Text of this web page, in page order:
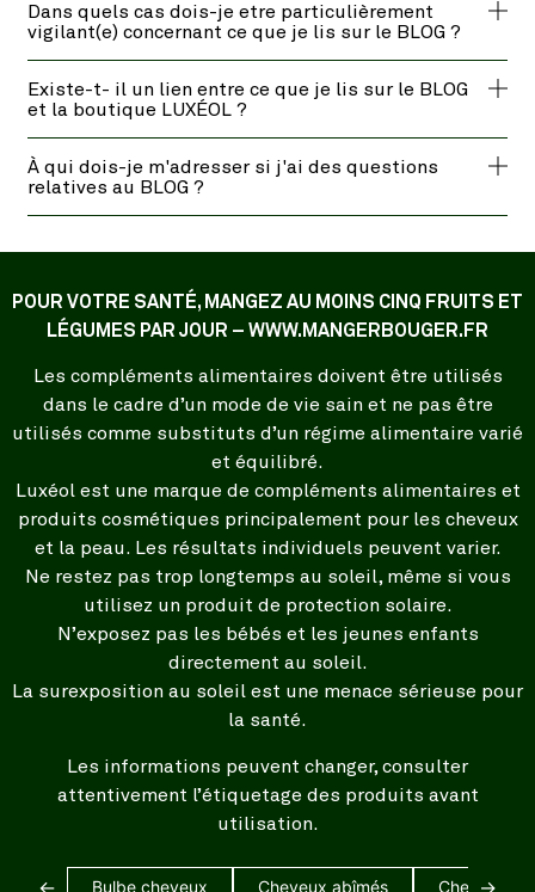
Dans quels cas dois-je etre particulièrement
vigilant(e) concernant ce que je lis sur le BLOG ?
Existe-t- il un lien entre ce que je lis sur le BLOG
et la boutique LUXÉOL ?
À qui dois-je m'adresser si j'ai des questions
relatives au BLOG ?
POUR VOTRE SANTÉ, MANGEZ AU MOINS CINQ FRUITS ET
LÉGUMES PAR JOUR – WWW.MANGERBOUGER.FR
Les compléments alimentaires doivent être utilisés
dans le cadre d’un mode de vie sain et ne pas être
utilisés comme substituts d’un régime alimentaire varié
et équilibré.
Luxéol est une marque de compléments alimentaires et
produits cosmétiques principalement pour les cheveux
et la peau. Les résultats individuels peuvent varier.
Ne restez pas trop longtemps au soleil, même si vous
utilisez un produit de protection solaire.
N’exposez pas les bébés et les jeunes enfants
directement au soleil.
La surexposition au soleil est une menace sérieuse pour
la santé.
Les informations peuvent changer, consulter
attentivement l’étiquetage des produits avant
utilisation.
← Bulbe cheveux Cheveux abîmés Cheveux
→